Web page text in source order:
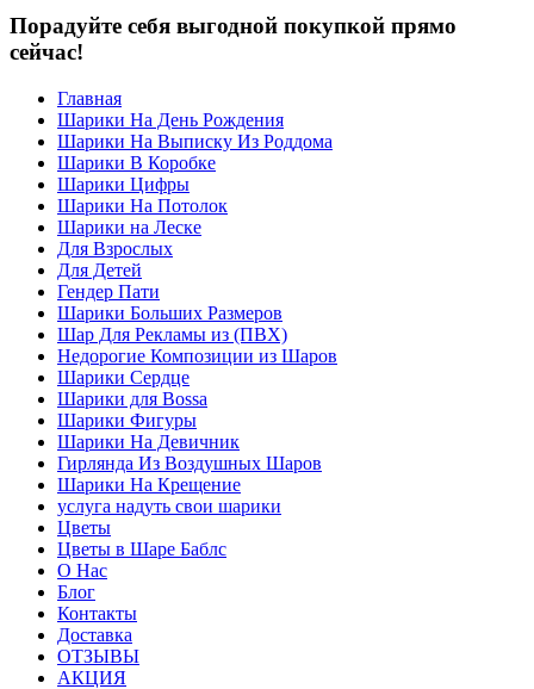
Порадуйте себя выгодной покупкой прямо
сейчас!
Главная
Шарики На День Рождения
Шарики На Выписку Из Роддома
Шарики В Коробке
Шарики Цифры
Шарики На Потолок
Шарики на Леске
Для Взрослых
Для Детей
Гендер Пати
Шарики Больших Размеров
Шар Для Рекламы из (ПВХ)
Недорогие Композиции из Шаров
Шарики Сердце
Шарики для Воssa
Шарики Фигуры
Шарики На Девичник
Гирлянда Из Воздушных Шаров
Шарики На Крещение
услуга надуть свои шарики
Цветы
Цветы в Шаре Баблс
О Нас
Блог
Контакты
Доставка
ОТЗЫВЫ
АКЦИЯ